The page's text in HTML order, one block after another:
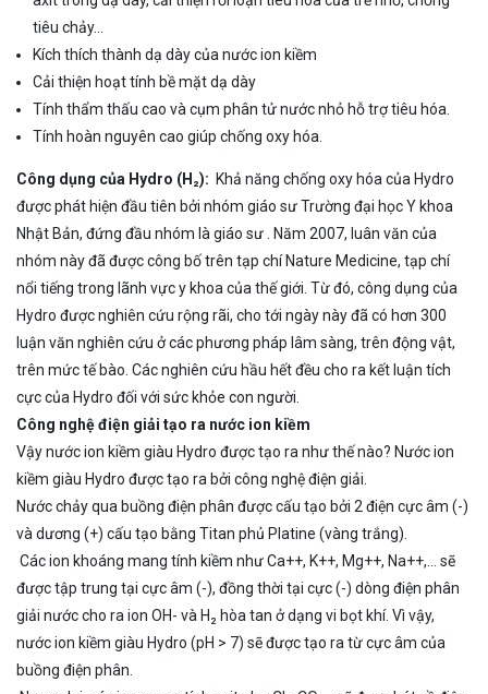
tiêu chảy…
Kích thích thành dạ dày của nước ion kiềm
Cải thiện hoạt tính bề mặt dạ dày
Tính thẩm thấu cao và cụm phân tử nước nhỏ hỗ trợ tiêu hóa.
Tính hoàn nguyên cao giúp chống oxy hóa.
Công dụng của Hydro (H ₂): Khả năng chống oxy hóa của Hydro
được phát hiện đầu tiên bởi nhóm giáo sư Trường đại học Y khoa
Nhật Bản, đứng đầu nhóm là giáo sư . Năm 2007, luân văn của
nhóm này đã được công bố trên tạp chí Nature Medicine, tạp chí
nổi tiếng trong lãnh vực y khoa của thế giới. Từ đó, công dụng của
Hydro được nghiên cứu rộng rãi, cho tới ngày này đã có hơn 300
luận văn nghiên cứu ở các phương pháp lâm sàng, trên động vật,
trên mức tế bào. Các nghiên cứu hầu hết đều cho ra kết luận tích
cực của Hydro đối với sức khỏe con người.
Công nghệ điện giải tạo ra nước ion kiềm
Vậy nước ion kiềm giàu Hydro được tạo ra như thế nào? Nước ion
kiềm giàu Hydro được tạo ra bởi công nghệ điện giải.
Nước chảy qua buồng điện phân được cấu tạo bởi 2 điện cực âm (-)
và dương (+) cấu tạo bằng Titan phủ Platine (vàng trắng).
Các ion khoáng mang tính kiềm như Ca++, K++, Mg++, Na++,… sẽ
được tập trung tại cực âm (-), đồng thời tại cực (-) dòng điện phân
giải nước cho ra ion OH- và H₂ hòa tan ở dạng vi bọt khí. Vì vậy,
nước ion kiềm giàu Hydro (pH > 7) sẽ được tạo ra từ cực âm của
buồng điện phân.